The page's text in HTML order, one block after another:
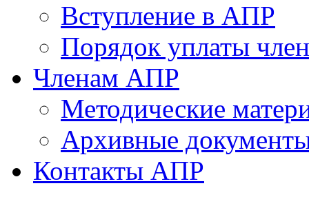
Вступление в АПР
Порядок уплаты
Членам АПР
Методические
Архивные
Контакты АПР